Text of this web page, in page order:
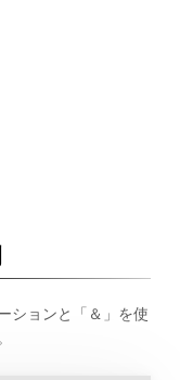
ションと「＆」を使